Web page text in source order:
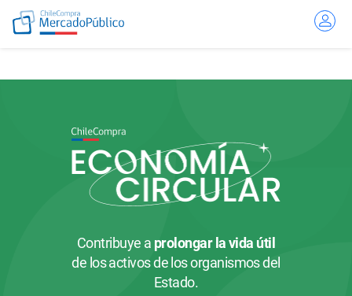
Contribuye a prolongar la vida útil
de los activos de los organismos del
Estado.